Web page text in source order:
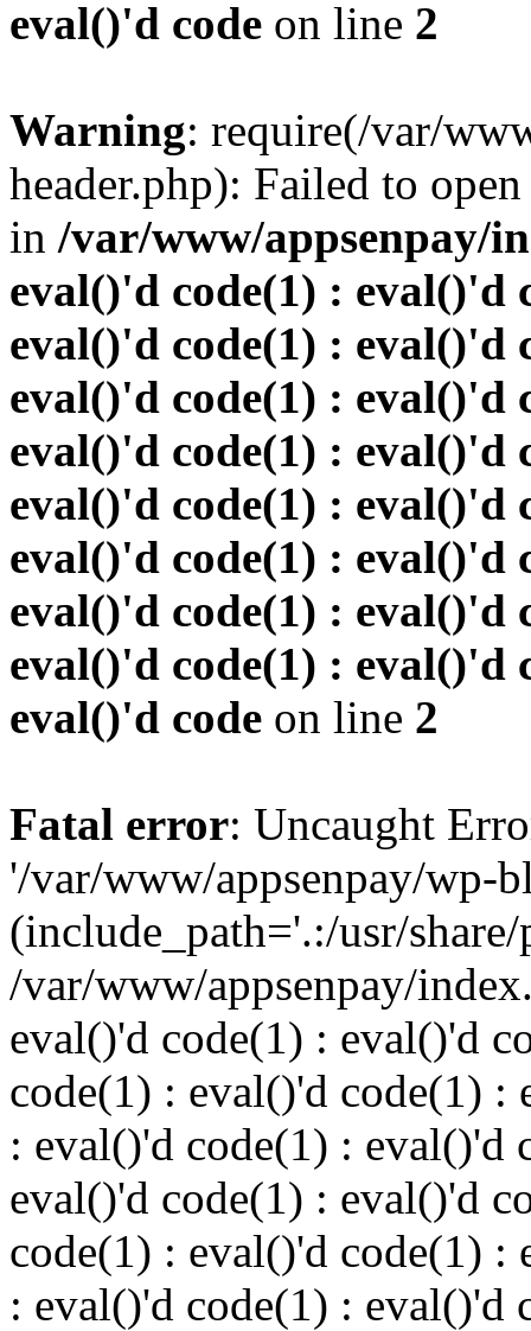
eval()'d code on line 2
Warning: require(/var/
header.php): Failed to
in /var/www/appsenpay/
eval()'d code(1) : eval()'d
eval()'d code(1) : eval()'d
eval()'d code(1) : eval()'d
eval()'d code(1) : eval()'d
eval()'d code(1) : eval()'d
eval()'d code(1) : eval()'d
eval()'d code(1) : eval()'d
eval()'d code(1) : eval()'d
eval()'d code on line 2
Fatal error: Uncaught
'/var/www/appsenpay/wp-
(include_path='.:/usr/
/var/www/appsenpay/
eval()'d code(1) : eval()'d
code(1) : eval()'d code(1) :
: eval()'d code(1) : eval()'d
eval()'d code(1) : eval()'d
code(1) : eval()'d code(1) :
: eval()'d code(1) : eval()'d